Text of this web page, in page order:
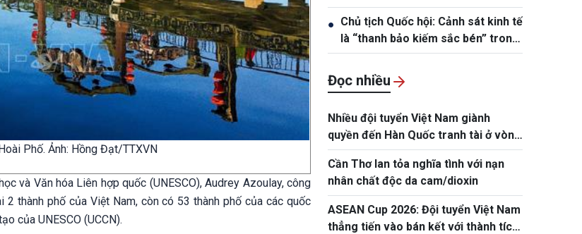
Phố. Ảnh: Hồng Đạt/TTXVN
và Văn hóa Liên hợp quốc (UNESCO), Audrey Azoulay, công
thành phố của Việt Nam, còn có 53 thành phố của các quốc
của UNESCO (UCCN).
hành động cụ thể
● Chủ tịch Quốc hội: Cảnh sát kinh tế
là “thanh bảo kiếm sắc bén” trong
đấu tranh phòng, chống tội phạm
Đọc nhiều
Nhiều đội tuyển Việt Nam giành
quyền đến Hàn Quốc tranh tài ở vòng
chung kết NYPC 2026
Cần Thơ lan tỏa nghĩa tình với nạn
nhân chất độc da cam/dioxin
ASEAN Cup 2026: Đội tuyển Việt Nam
thẳng tiến vào bán kết với thành tích